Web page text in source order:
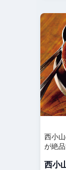
西小
が絶
西小